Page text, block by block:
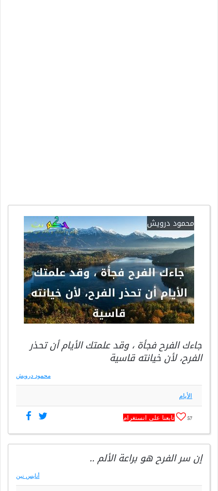
جاءك الفرح فجأة ، وقد علمتك الأيام أن تحذر
الفرح، لأن خيانته قاسية
محمود درويش
الأيام
57 تابعنا على انستغرام
إن سر الفرح هو براعة الألم ..
أنايس نين